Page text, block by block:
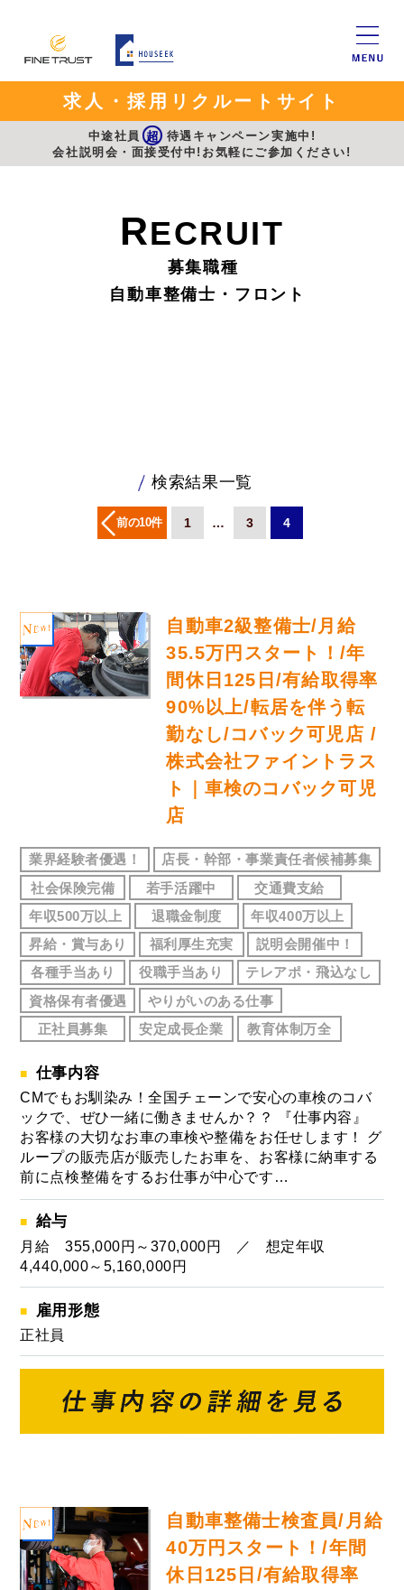
求人・採用リクルートサイト
中途社員 超 待遇キャンペーン実施中!
会社説明会・面接受付中!お気軽にご参加ください!
RECRUIT
募集職種
自動車整備士・フロント
検索結果一覧
前の10件 1 … 3 4
自動車2級整備士/月給
35.5万円スタート！/年
間休日125日/有給取得率
90%以上/転居を伴う転
勤なし/コバック可児店 /
株式会社ファイントラス
ト｜車検のコバック可児
店
業界経験者優遇！
店長・幹部・事業責任者候補募集
社会保険完備
若手活躍中
交通費支給
年収500万以上
退職金制度
年収400万以上
昇給・賞与あり
福利厚生充実
説明会開催中！
各種手当あり
役職手当あり
テレアポ・飛込なし
資格保有者優遇
やりがいのある仕事
正社員募集
安定成長企業 教育体制万全
仕事内容
CMでもお馴染み！全国チェーンで安心の車検のコバ
ックで、ぜひ一緒に働きませんか？？ 『仕事内容』
お客様の大切なお車の車検や整備をお任せします！ グ
ループの販売店が販売したお車を、お客様に納車する
前に点検整備をするお仕事が中心です…
給与
月給 355,000円～370,000円 ／ 想定年収
4,440,000～5,160,000円
雇用形態
正社員
自動車整備士検査員/月給
40万円スタート！/年間
休日125日/有給取得率